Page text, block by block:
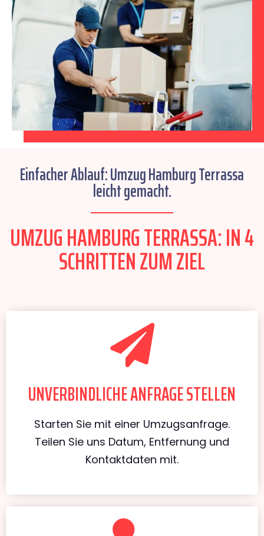
Einfacher Ablauf: Umzug Hamburg Terrassa
leicht gemacht.
UMZUG HAMBURG TERRASSA: IN 4
SCHRITTEN ZUM ZIEL
UNVERBINDLICHE ANFRAGE STELLEN
Starten Sie mit einer Umzugsanfrage.
Teilen Sie uns Datum, Entfernung und
Kontaktdaten mit.